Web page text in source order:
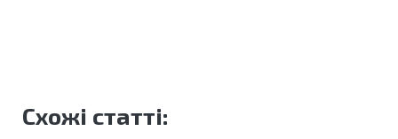
Схожі статті: